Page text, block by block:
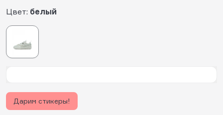
Цвет: белый
Дарим стикеры!